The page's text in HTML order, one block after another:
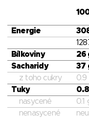
Energie
Bílkoviny
26
Sacharidy
37
z toho cukry
0.9
Tuky
nasycené
0.1
nenasycené